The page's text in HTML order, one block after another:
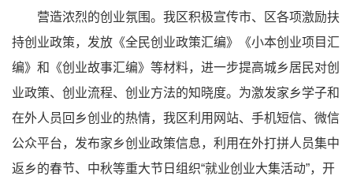
营造浓烈的创业氛围。我区积极宣传市、区各项激励扶
持创业政策，发放《全民创业政策汇编》《小本创业项目汇
编》和《创业故事汇编》等材料，进一步提高城乡居民对创
业政策、创业流程、创业方法的知晓度。为激发家乡学子和
在外人员回乡创业的热情，我区利用网站、手机短信、微信
公众平台，发布家乡创业政策信息，利用在外打拼人员集中
返乡的春节、中秋等重大节日组织“就业创业大集活动”，开